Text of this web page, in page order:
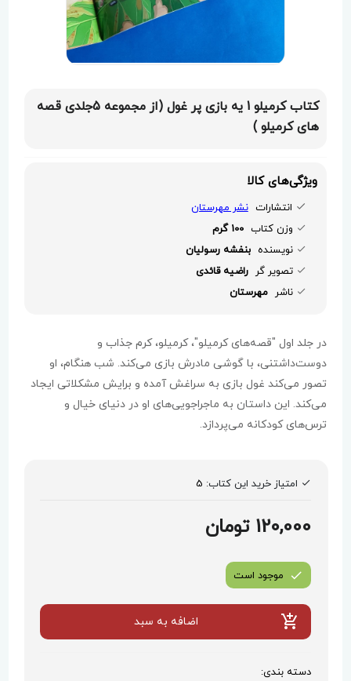
کتاب کرمیلو 1 یه بازی پر غول (از مجموعه 5جلدی قصه
های کرمیلو )
ویژگی‌های کالا
انتشارات نشر مهرستان
وزن کتاب 100 گرم
نویسنده بنفشه رسولیان
تصویر گر راضیه قائدی
ناشر مهرستان
در جلد اول "قصه‌های کرمیلو"، کرمیلو، کرم جذاب و
دوست‌داشتنی، با گوشی مادرش بازی می‌کند. شب هنگام، او
تصور می‌کند غول بازی به سراغش آمده و برایش مشکلاتی ایجاد
می‌کند. این داستان به ماجراجویی‌های او در دنیای خیال و
ترس‌های کودکانه می‌پردازد.
امتیاز خرید این کتاب: 5
120,000 تومان
موجود است
اضافه به سبد
دسته بندی: